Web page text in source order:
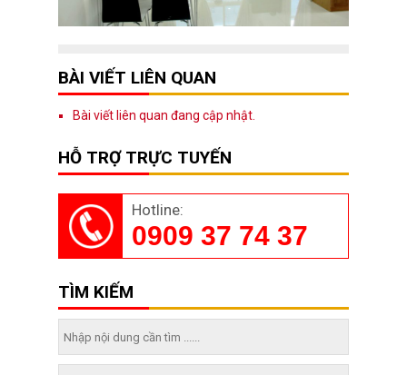
BÀI VIẾT LIÊN QUAN
Bài viết liên quan đang cập nhật.
HỖ TRỢ TRỰC TUYẾN
Hotline:
0909 37 74 37
TÌM KIẾM